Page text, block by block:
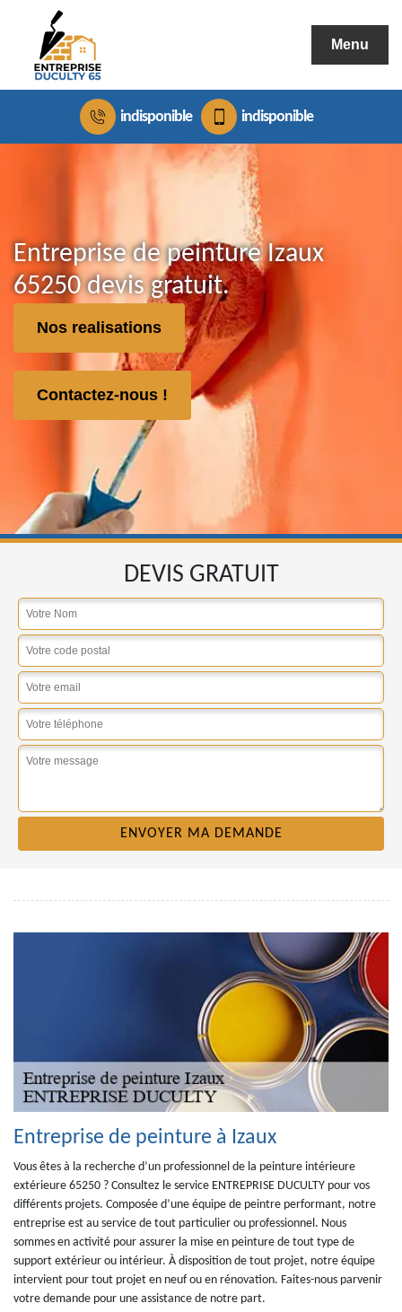
Menu
indisponible indisponible
Entreprise de peinture Izaux
65250 devis gratuit.
Nos realisations
Contactez-nous !
DEVIS GRATUIT
Entreprise de peinture à Izaux
Vous êtes à la recherche d’un professionnel de la peinture intérieure
extérieure 65250 ? Consultez le service ENTREPRISE DUCULTY pour vos
différents projets. Composée d’une équipe de peintre performant, notre
entreprise est au service de tout particulier ou professionnel. Nous
sommes en activité pour assurer la mise en peinture de tout type de
support extérieur ou intérieur. À disposition de tout projet, notre équipe
intervient pour tout projet en neuf ou en rénovation. Faites-nous parvenir
votre demande pour une assistance de notre part.